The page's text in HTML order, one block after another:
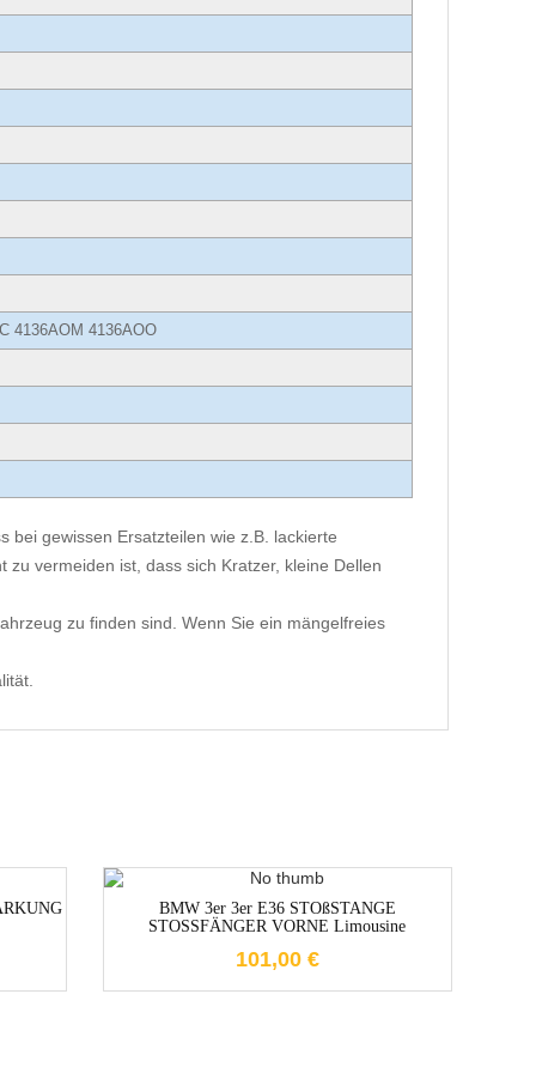
4136AOM 4136AOO
bei gewissen Ersatzteilen wie z.B. lackierte
vermeiden ist, dass sich Kratzer, kleine Dellen
zu finden sind. Wenn Sie ein mängelfreies
BMW 3er 3er E36 STOßSTANGE
STOSSFÄNGER VORNE Limousine
101,00 €
1-3 Werktage